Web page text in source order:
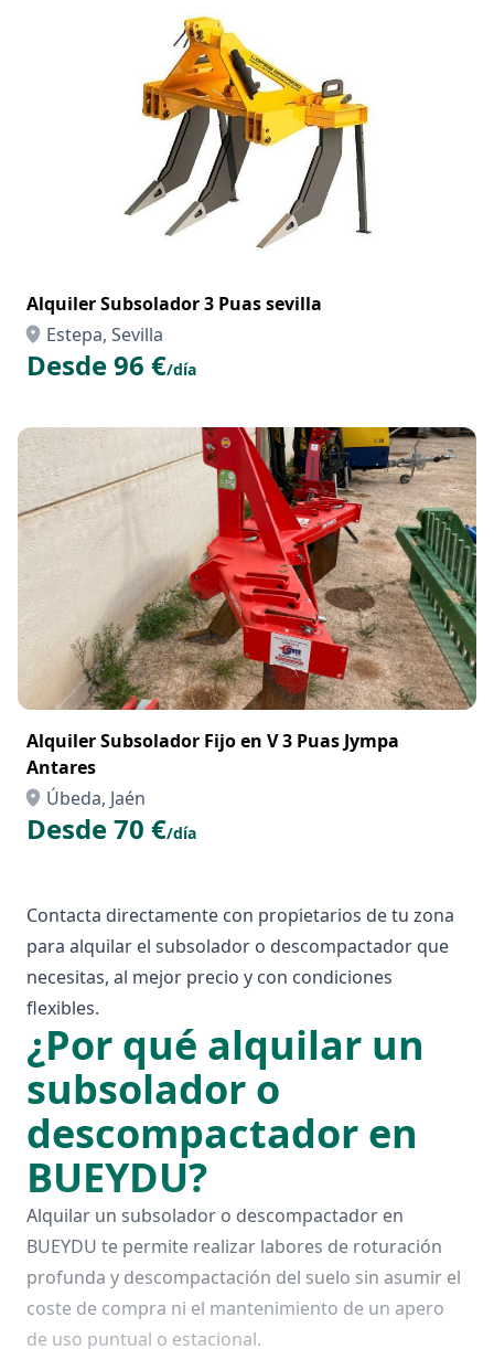
Alquiler Subsolador 3 Puas sevilla
Estepa, Sevilla
Desde 96 €/día
Alquiler Subsolador Fijo en V 3 Puas Jympa
Antares
Úbeda, Jaén
Desde 70 €/día
Contacta directamente con propietarios de tu zona
para alquilar el subsolador o descompactador que
necesitas, al mejor precio y con condiciones
flexibles.
¿Por qué alquilar un
subsolador o
descompactador en
BUEYDU?
Alquilar un subsolador o descompactador en
BUEYDU te permite realizar labores de roturación
profunda y descompactación del suelo sin asumir el
coste de compra ni el mantenimiento de un apero
de uso puntual o estacional.